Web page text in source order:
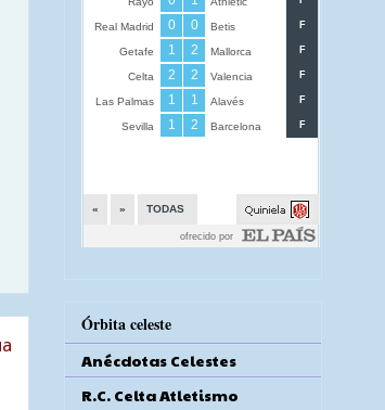
Órbita celeste
Anécdotas Celestes
R.C. Celta Atletismo